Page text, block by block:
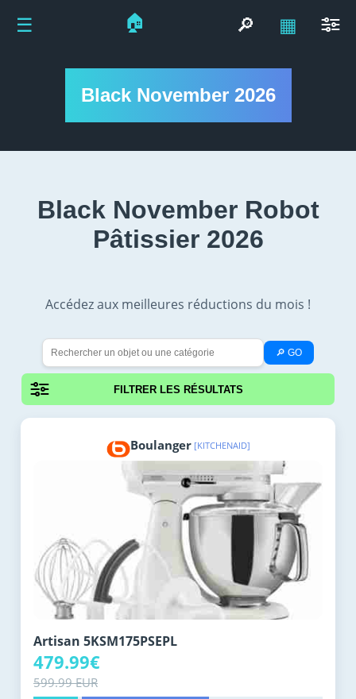
Black November 2026
Black November Robot
Pâtissier 2026
Accédez aux meilleures réductions du mois !
🔎 GO
☰ 🏠 🔎 ▦
FILTRER LES RÉSULTATS
Boulanger [KITCHENAID]
Artisan 5KSM175PSEPL
479.99€
599.99 EUR